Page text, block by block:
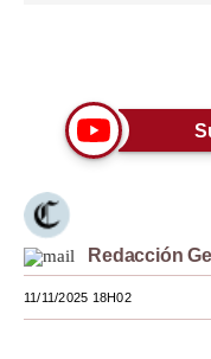
Moda
Mundo
EEUU
México
Redacción
11/11/2025 18H02